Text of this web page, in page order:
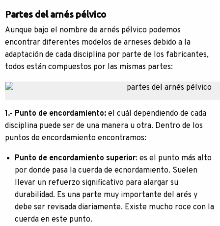
Partes del arnés pélvico
Aunque bajo el nombre de arnés pélvico podemos
encontrar diferentes modelos de arneses debido a la
adaptación de cada disciplina por parte de los fabricantes,
todos están compuestos por las mismas partes:
1.- Punto de encordamiento: el cuál dependiendo de cada
disciplina puede ser de una manera u otra. Dentro de los
puntos de encordamiento encontramos:
Punto de encordamiento superior: es el punto más alto
por donde pasa la cuerda de ecnordamiento. Suelen
llevar un refuerzo significativo para alargar su
durabilidad. Es una parte muy importante del arés y
debe ser revisada diariamente. Existe mucho roce con la
cuerda en este punto.